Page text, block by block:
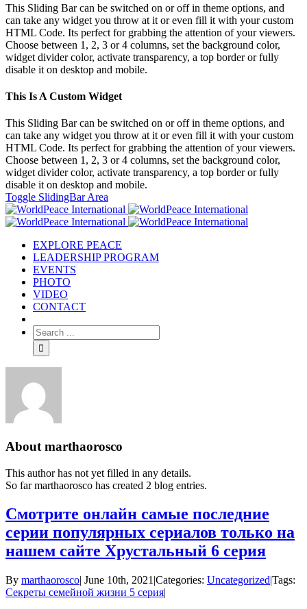
This Sliding Bar can be switched on or off in theme options, and
can take any widget you throw at it or even fill it with your custom
HTML Code. Its perfect for grabbing the attention of your viewers.
Choose between 1, 2, 3 or 4 columns, set the background color,
widget divider color, activate transparency, a top border or fully
disable it on desktop and mobile.
This Is A Custom Widget
This Sliding Bar can be switched on or off in theme options, and
can take any widget you throw at it or even fill it with your custom
HTML Code. Its perfect for grabbing the attention of your viewers.
Choose between 1, 2, 3 or 4 columns, set the background color,
widget divider color, activate transparency, a top border or fully
disable it on desktop and mobile.
Toggle SlidingBar Area
EXPLORE PEACE
LEADERSHIP PROGRAM
EVENTS
PHOTO
VIDEO
CONTACT
About marthaorosco
This author has not yet filled in any details.
So far marthaorosco has created 2 blog entries.
Смотрите онлайн самые последние
серии популярных сериалов только на
нашем сайте Хрустальный 6 серия
By marthaorosco| June 10th, 2021 |Categories: Uncategorized|Tags:
Секреты семейной жизни 5 серия|